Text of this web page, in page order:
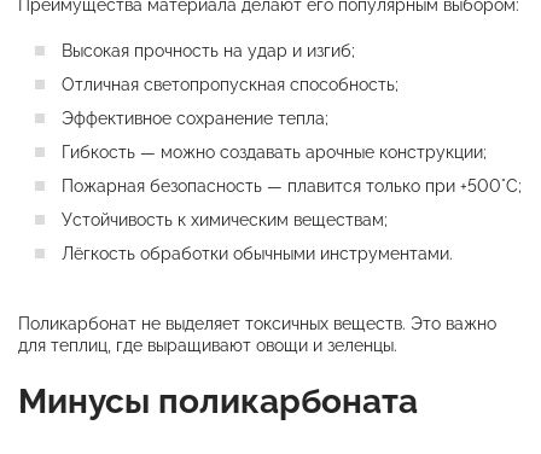
Преимущества материала делают его популярным выбором:
Высокая прочность на удар и изгиб;
Отличная светопропускная способность;
Эффективное сохранение тепла;
Гибкость — можно создавать арочные конструкции;
Пожарная безопасность — плавится только при +500°C;
Устойчивость к химическим веществам;
Лёгкость обработки обычными инструментами.
Поликарбонат не выделяет токсичных веществ. Это важно
для теплиц, где выращивают овощи и зеленцы.
Минусы поликарбоната